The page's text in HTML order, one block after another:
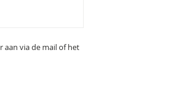
aan via de mail of het